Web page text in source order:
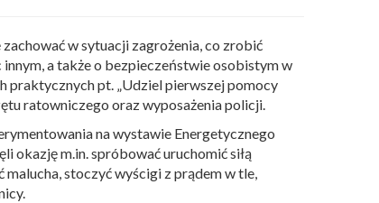
w sytuacji zagrożenia, co zrobić
a także o bezpieczeństwie osobistym w
praktycznych pt. „Udziel pierwszej pomocy
ratowniczego oraz wyposażenia policji.
na wystawie Energetycznego
okazję m.in. spróbować uruchomić siłą
malucha, stoczyć wyścigi z prądem w tle,